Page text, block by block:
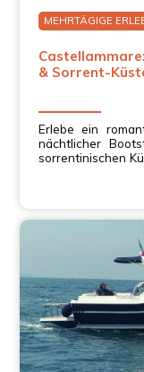
MEHRTÄGIGE
& Sorrent-
Erlebe ein
nächtlicher
sorrentinischen